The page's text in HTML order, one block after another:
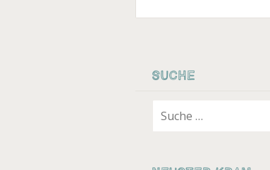
SUCHE